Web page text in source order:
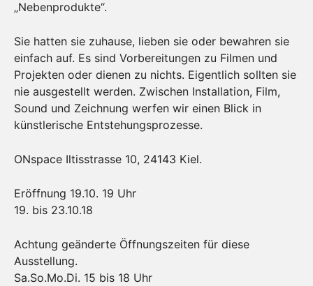
„Nebenprodukte“.
Sie hatten sie zuhause, lieben sie oder bewahren sie
einfach auf. Es sind Vorbereitungen zu Filmen und
Projekten oder dienen zu nichts. Eigentlich sollten sie
nie ausgestellt werden. Zwischen Installation, Film,
Sound und Zeichnung werfen wir einen Blick in
künstlerische Entstehungsprozesse.
ONspace Iltisstrasse 10, 24143 Kiel.
Eröffnung 19.10. 19 Uhr
19. bis 23.10.18
Achtung geänderte Öffnungszeiten für diese
Ausstellung.
Sa.So.Mo.Di. 15 bis 18 Uhr